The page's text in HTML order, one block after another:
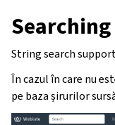
String search
În cazul în care nu
pe baza șirurilor